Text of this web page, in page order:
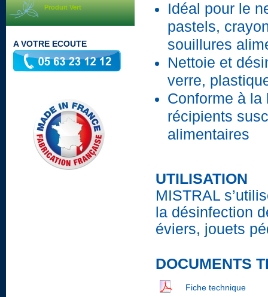
Produit Vert
A VOTRE ECOUTE
Idéal pour le
pastels,
souillures
Nettoie et
verre,
Conforme à
récipients
alimentaires
UTILISATION
MISTRAL
la désinfection
éviers, jouets
DOCUMENTS
Fiche technique